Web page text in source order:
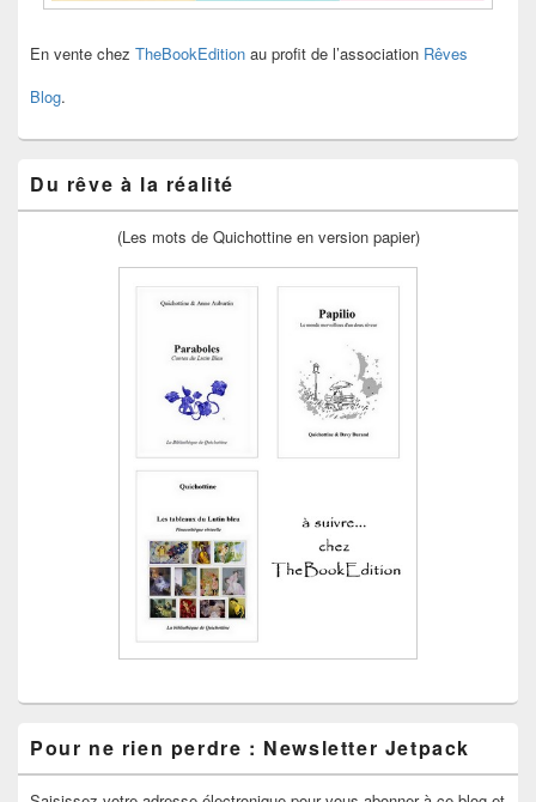
En vente chez TheBookEdition au profit de l’association Rêves
Blog.
Du rêve à la réalité
(Les mots de Quichottine en version papier)
Pour ne rien perdre : Newsletter Jetpack